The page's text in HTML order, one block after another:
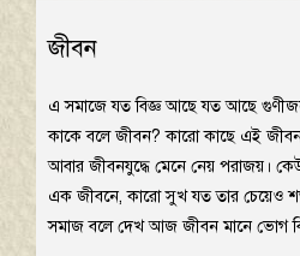
জীবন
এ সমাজে যত বিজ্ঞ আছে যত আছে
কাকে বলে জীবন? কারো কাছে এই
আবার জীবনযুদ্ধে মেনে নেয় পরাজয়।
এক জীবনে, কারো সুখ যত তার চেয়েও
সমাজ বলে দেখ আজ জীবন মানে ভোগ